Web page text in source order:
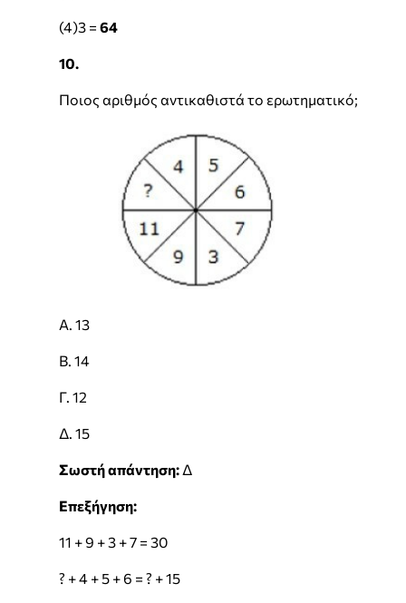
(4)3 = 64
10.
Ποιος αριθμός αντικαθιστά το ερωτηματικό;
Α. 13
Β. 14
Γ. 12
Δ. 15
Σωστή απάντηση: Δ
Επεξήγηση:
11 + 9 + 3 + 7 = 30
? + 4 + 5 + 6 = ? + 15